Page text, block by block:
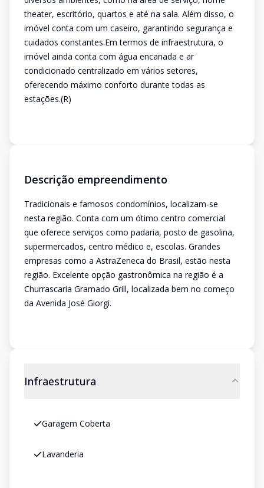
theater, escritório, quartos e até na sala. Além disso, o
imóvel conta com um caseiro, garantindo segurança e
cuidados constantes.Em termos de infraestrutura, o
imóvel ainda conta com água encanada e ar
condicionado centralizado em vários setores,
oferecendo máximo conforto durante todas as
estações.(R)
Descrição empreendimento
Tradicionais e famosos condomínios, localizam-se
nesta região. Conta com um ótimo centro comercial
que oferece serviços como padaria, posto de gasolina,
supermercados, centro médico e, escolas. Grandes
empresas como a AstraZeneca do Brasil, estão nesta
região. Excelente opção gastronômica na região é a
Churrascaria Gramado Grill, localizada bem no começo
da Avenida José Giorgi.
Infraestrutura
Garagem Coberta
Lavanderia